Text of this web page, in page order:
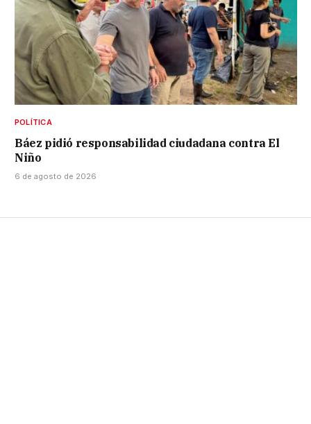
POLÍTICA
Báez pidió responsabilidad ciudadana contra El
Niño
6 de agosto de 2026